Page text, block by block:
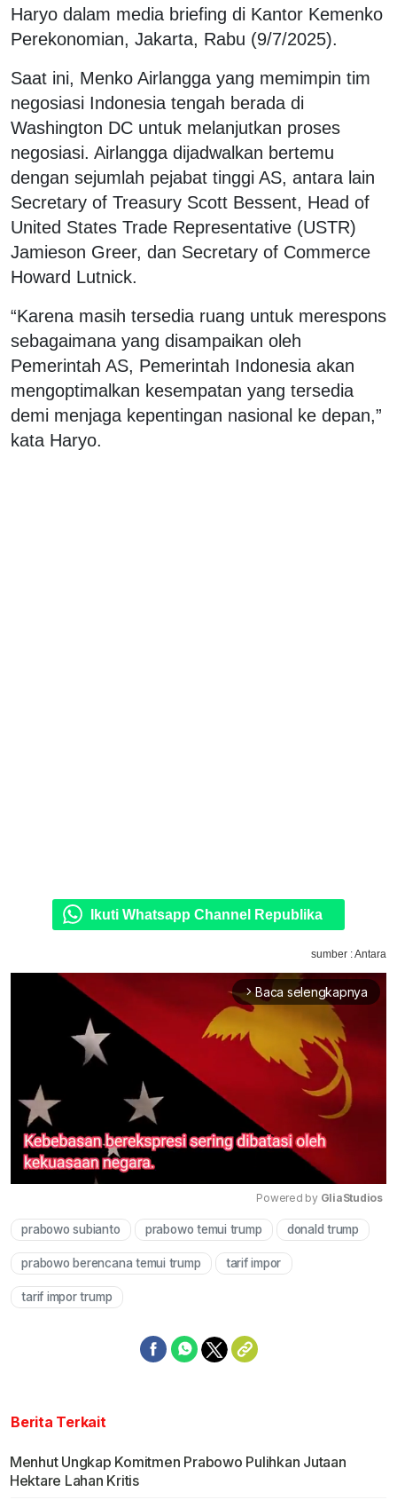
Haryo dalam media briefing di Kantor Kemenko
Perekonomian, Jakarta, Rabu (9/7/2025).
Saat ini, Menko Airlangga yang memimpin tim
negosiasi Indonesia tengah berada di
Washington DC untuk melanjutkan proses
negosiasi. Airlangga dijadwalkan bertemu
dengan sejumlah pejabat tinggi AS, antara lain
Secretary of Treasury Scott Bessent, Head of
United States Trade Representative (USTR)
Jamieson Greer, dan Secretary of Commerce
Howard Lutnick.
“Karena masih tersedia ruang untuk merespons
sebagaimana yang disampaikan oleh
Pemerintah AS, Pemerintah Indonesia akan
mengoptimalkan kesempatan yang tersedia
demi menjaga kepentingan nasional ke depan,”
kata Haryo.
Ikuti Whatsapp Channel Republika
sumber : Antara
arrow_forward_ios Baca selengkapnya
Mute
Powered by GliaStudios
prabowo subianto prabowo temui trump donald trump
prabowo berencana temui trump tarif impor
tarif impor trump
Berita Terkait
Menhut Ungkap Komitmen Prabowo Pulihkan Jutaan
Hektare Lahan Kritis